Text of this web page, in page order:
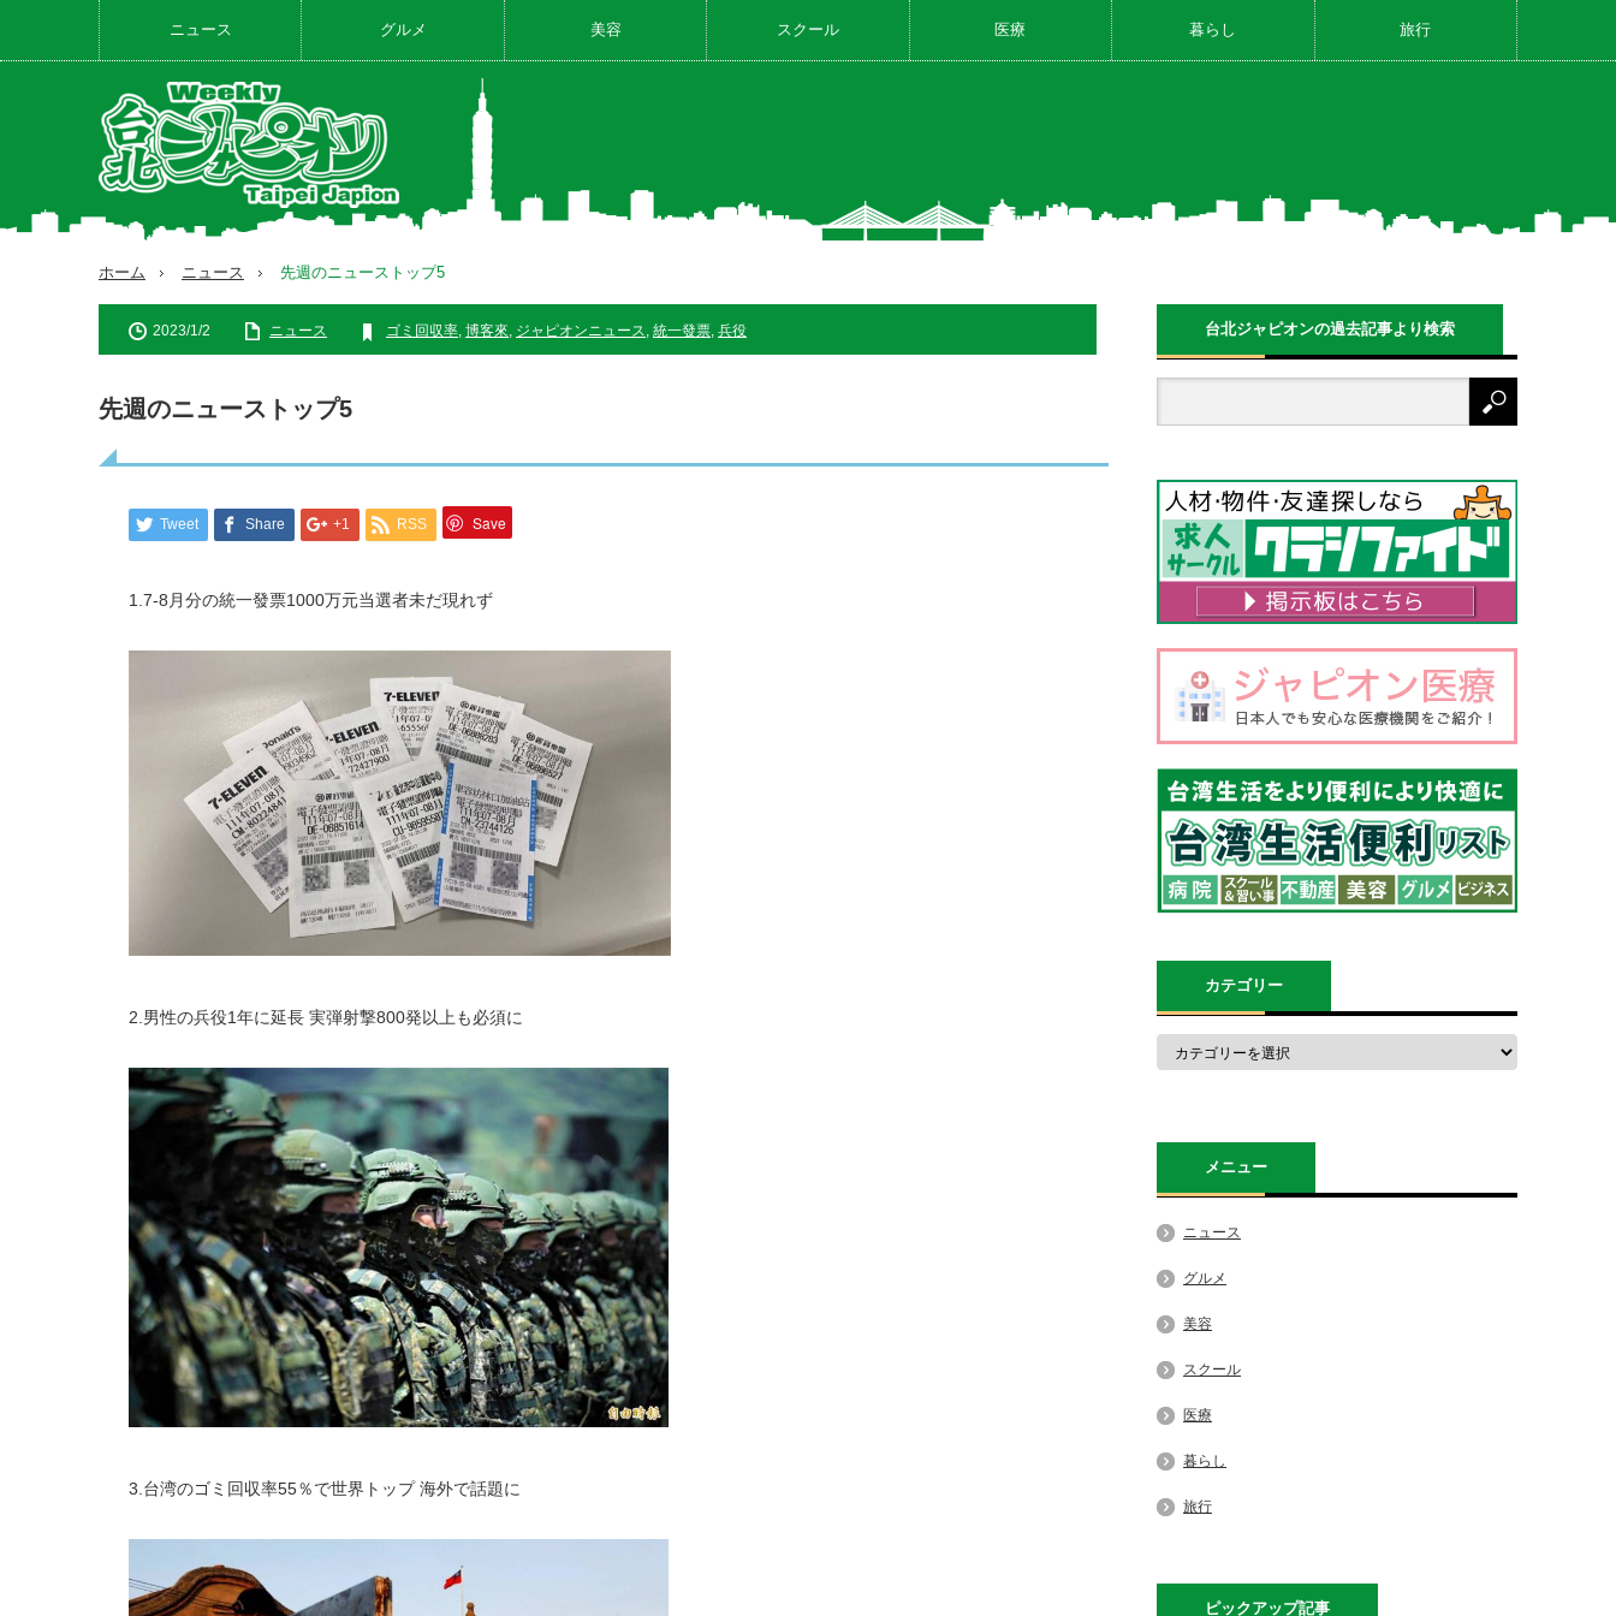
ニュース グルメ 美容 スクール 医療 暮らし 旅行
ホーム ニュース 先週のニューストップ5
2023/1/2 ニュース ゴミ回収率, 博客來, ジャピオンニュース, 統一發票, 兵役
先週のニューストップ5
Tweet Share +1 RSS Save
1.7-8月分の統一發票1000万元当選者未だ現れず
2.男性の兵役1年に延長 実弾射撃800発以上も必須に
3.台湾のゴミ回収率55％で世界トップ 海外で話題に
台北ジャピオンの過去記事より検索
カテゴリー
メニュー
ニュース
グルメ
美容
スクール
医療
暮らし
旅行
ピックアップ記事